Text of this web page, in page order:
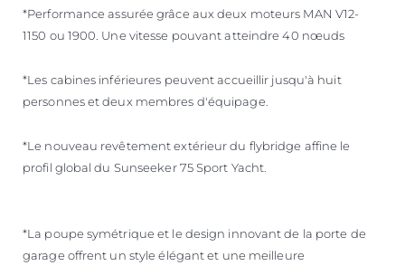
*Performance assurée grâce aux deux moteurs MAN V12-
1150 ou 1900. Une vitesse pouvant atteindre 40 nœuds
*Les cabines inférieures peuvent accueillir jusqu'à huit
personnes et deux membres d'équipage.
*Le nouveau revêtement extérieur du flybridge affine le
profil global du Sunseeker 75 Sport Yacht.
*La poupe symétrique et le design innovant de la porte de
garage offrent un style élégant et une meilleure